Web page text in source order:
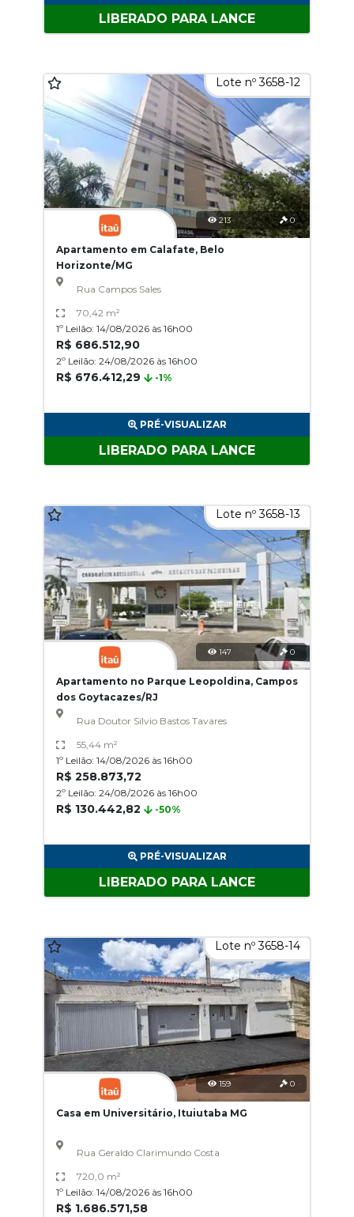
LIBERADO PARA LANCE
Lote nº 3658-12
213 0
Apartamento em Calafate, Belo
Horizonte/MG
Rua Campos Sales
70,42 m²
1º Leilão: 14/08/2026 às 16h00
R$ 686.512,90
2º Leilão: 24/08/2026 às 16h00
R$ 676.412,29 -1%
PRÉ-VISUALIZAR
LIBERADO PARA LANCE
Lote nº 3658-13
147 0
Apartamento no Parque Leopoldina, Campos
dos Goytacazes/RJ
Rua Doutor Sílvio Bastos Tavares
55,44 m²
1º Leilão: 14/08/2026 às 16h00
R$ 258.873,72
2º Leilão: 24/08/2026 às 16h00
R$ 130.442,82 -50%
PRÉ-VISUALIZAR
LIBERADO PARA LANCE
Lote nº 3658-14
159 0
Casa em Universitário, Ituiutaba MG
Rua Geraldo Clarimundo Costa
720,0 m²
1º Leilão: 14/08/2026 às 16h00
R$ 1.686.571,58